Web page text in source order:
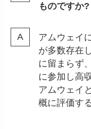
ものですか?
アムウェイ
が多数存在
に留まらず
に参加し高
アムウェイ
概に評価す